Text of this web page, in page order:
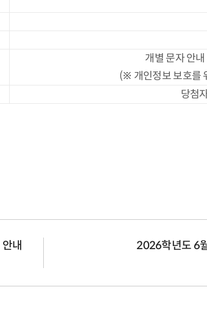
개별 문자 안
(※ 개인정보 보호를
당첨
내 2026학년도 6